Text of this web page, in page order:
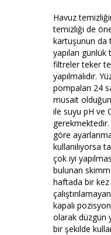
Havuz
temizliği de
kartuşunun da
yapılan
filtreler teker
yapılmalıdır.
pompaları 24
müsait
ile suyu pH ve
göre
kullanılıyorsa
çok iyi
bulunan
haftada bir kez
kapalı
olarak düzgün
bir şekilde